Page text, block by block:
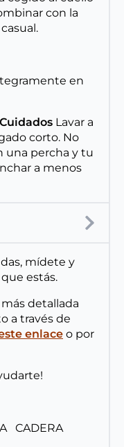
con la
en
Cuidados Lavar a
corto. No
una percha y tu
a menos
mídete y
estás.
detallada
a través de
enlace o por
CADERA